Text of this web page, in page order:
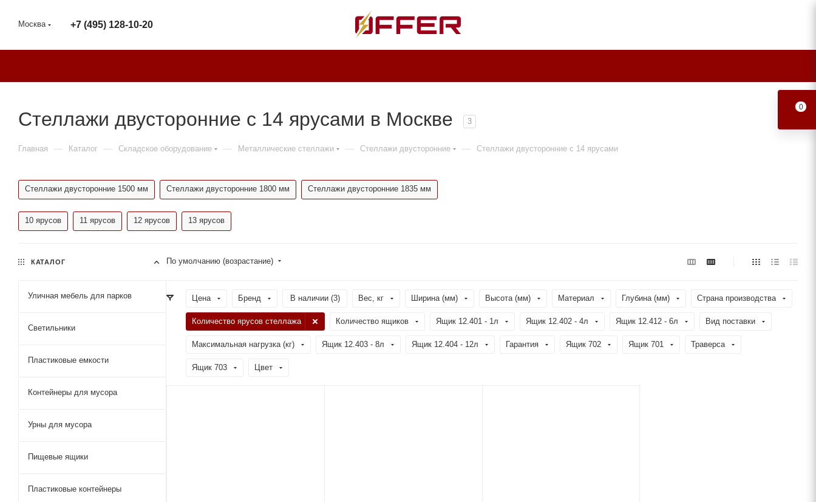
Москва +7 (495) 128-10-20
Стеллажи двусторонние с 14 ярусами в Москве 3
Главная — Каталог — Складское оборудование — Металлические стеллажи — Стеллажи двусторонние — Стеллажи двусторонние с 14 ярусами
Стеллажи двусторонние 1500 мм Стеллажи двусторонние 1800 мм Стеллажи двусторонние 1835 мм
10 ярусов 11 ярусов 12 ярусов 13 ярусов
По умолчанию (возрастание)
Цена Бренд В наличии (3) Вес, кг Ширина (мм) Высота (мм) Материал Глубина (мм) Страна производства
Количество ярусов стеллажа Количество ящиков Ящик 12.401 - 1л Ящик 12.402 - 4л Ящик 12.412 - 6л Вид поставки
Максимальная нагрузка (кг) Ящик 12.403 - 8л Ящик 12.404 - 12л Гарантия Ящик 702 Ящик 701 Траверса
Ящик 703 Цвет
КАТАЛОГ
Уличная мебель для парков
Светильники
Пластиковые емкости
Контейнеры для мусора
Урны для мусора
Пищевые ящики
Пластиковые контейнеры
0